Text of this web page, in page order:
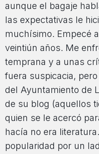
aunque el bagaje
las expectativas le
muchísimo. Empecé
veintiún años. Me
temprana y a unas
fuera suspicacia,
del Ayuntamiento de
de su blog (aquellos
quien se le acercó
hacía no era
popularidad por un